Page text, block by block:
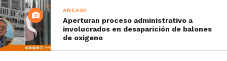
ÁNCASH
Aperturan proceso administrativo a
involucrados en desaparición de balones
de oxigeno